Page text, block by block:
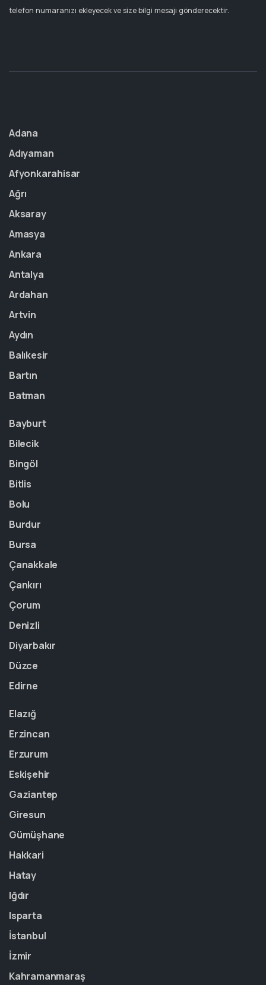
telefon numaranızı ekleyecek ve size bilgi mesajı gönderecektir.
Adana
Adıyaman
Afyonkarahisar
Ağrı
Aksaray
Amasya
Ankara
Antalya
Ardahan
Artvin
Aydın
Balıkesir
Bartın
Batman
Bayburt
Bilecik
Bingöl
Bitlis
Bolu
Burdur
Bursa
Çanakkale
Çankırı
Çorum
Denizli
Diyarbakır
Düzce
Edirne
Elazığ
Erzincan
Erzurum
Eskişehir
Gaziantep
Giresun
Gümüşhane
Hakkari
Hatay
Iğdır
Isparta
İstanbul
İzmir
Kahramanmaraş